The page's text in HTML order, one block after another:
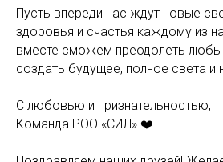
Пусть впереди нас ждут новые
здоровья и счастья каждому из
вместе сможем преодолеть
создать будущее, полное света
С любовью и признательностью,
Команда РОО «СИЛ» ❤️